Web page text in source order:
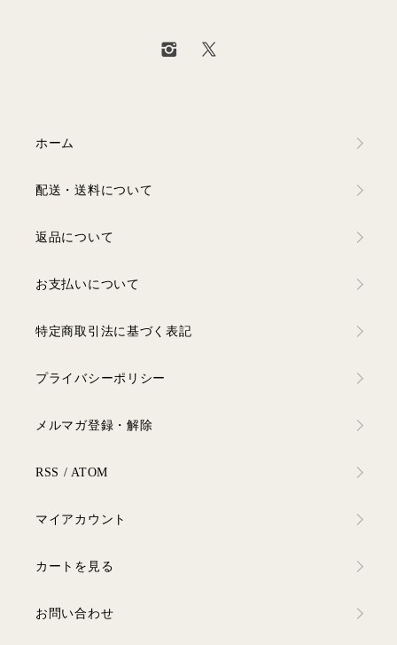
ホーム
配送・送料について
返品について
お支払いについて
特定商取引法に基づく表記
プライバシーポリシー
メルマガ登録・解除
RSS / ATOM
マイアカウント
カートを見る
お問い合わせ